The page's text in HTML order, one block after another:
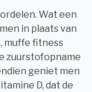
Wat een
in plaats van
muffe fitness
zuurstofopname
geniet men
D, dat de